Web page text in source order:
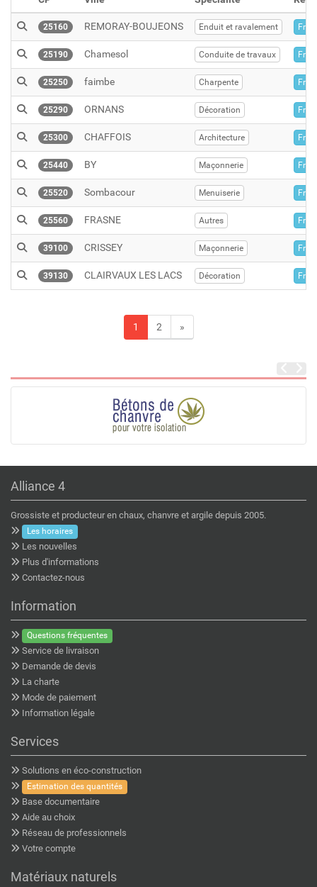
25160 REMORAY-BOUJEONS Enduit et ravalement
25190 Chamesol Conduite de travaux
25250 faimbe Charpente
25290 ORNANS Décoration
25300 CHAFFOIS Architecture
25440 BY Maçonnerie
25520 Sombacour Menuiserie
25560 FRASNE Autres
39100 CRISSEY Maçonnerie
39130 CLAIRVAUX LES LACS Décoration
1 2 »
Alliance 4
Grossiste et producteur en chaux, chanvre et argile depuis 2005.
Les horaires
Les nouvelles
Plus d'informations
Contactez-nous
Information
Questions fréquentes
Service de livraison
Demande de devis
La charte
Mode de paiement
Information légale
Services
Solutions en éco-construction
Estimation des quantités
Base documentaire
Aide au choix
Réseau de professionnels
Votre compte
Matériaux naturels